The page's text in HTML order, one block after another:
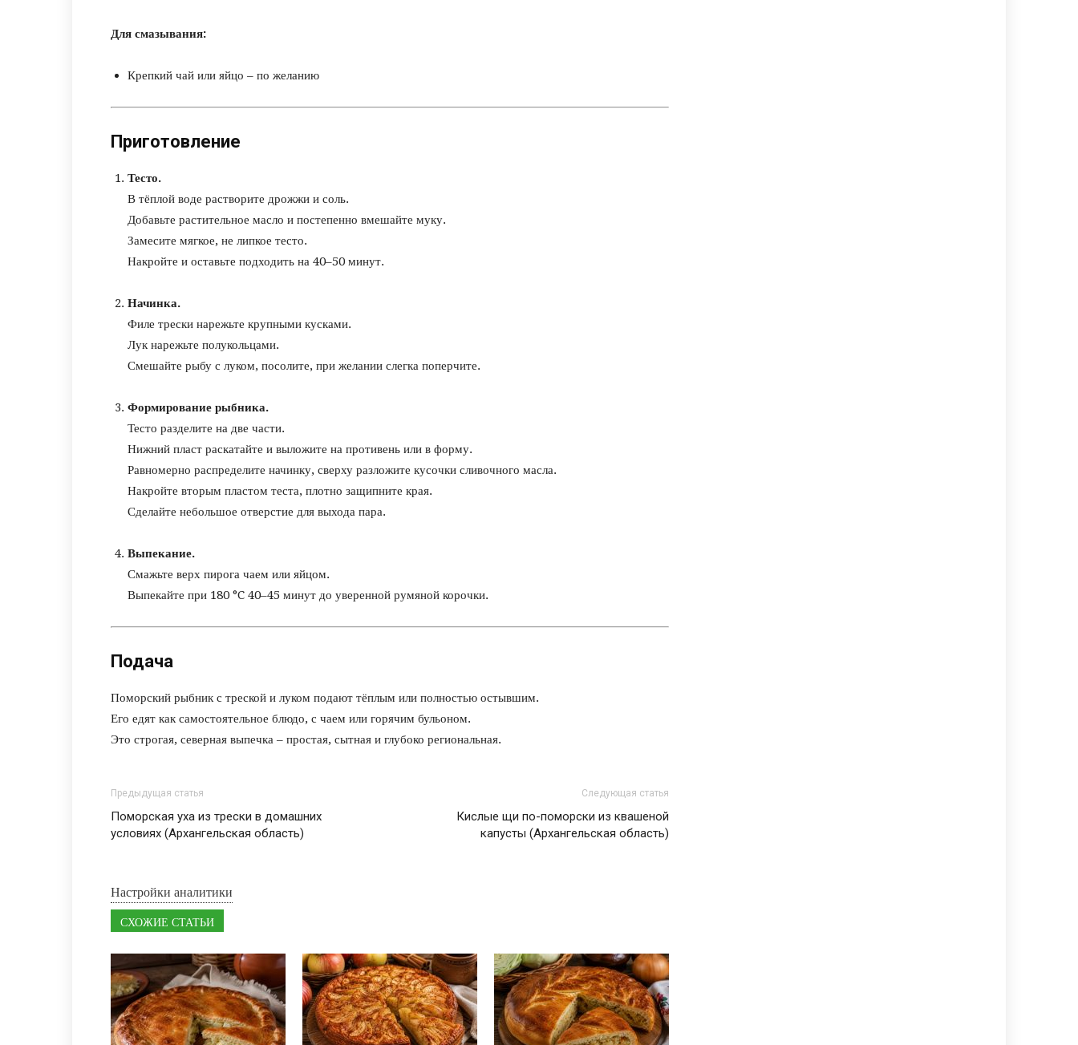
Для смазывания:
Крепкий чай или яйцо – по желанию
Приготовление
Тесто.
В тёплой воде растворите дрожжи и соль.
Добавьте растительное масло и постепенно вмешайте муку.
Замесите мягкое, не липкое тесто.
Накройте и оставьте подходить на 40–50 минут.
Начинка.
Филе трески нарежьте крупными кусками.
Лук нарежьте полукольцами.
Смешайте рыбу с луком, посолите, при желании слегка поперчите.
Формирование рыбника.
Тесто разделите на две части.
Нижний пласт раскатайте и выложите на противень или в форму.
Равномерно распределите начинку, сверху разложите кусочки сливочного масла.
Накройте вторым пластом теста, плотно защипните края.
Сделайте небольшое отверстие для выхода пара.
Выпекание.
Смажьте верх пирога чаем или яйцом.
Выпекайте при 180 °C 40–45 минут до уверенной румяной корочки.
Подача
Поморский рыбник с треской и луком подают тёплым или полностью остывшим.
Его едят как самостоятельное блюдо, с чаем или горячим бульоном.
Это строгая, северная выпечка – простая, сытная и глубоко региональная.
Предыдущая статья
Поморская уха из трески в домашних
условиях (Архангельская область)
Следующая статья
Кислые щи по-поморски из квашеной
капусты (Архангельская область)
Настройки аналитики
СХОЖИЕ СТАТЬИ